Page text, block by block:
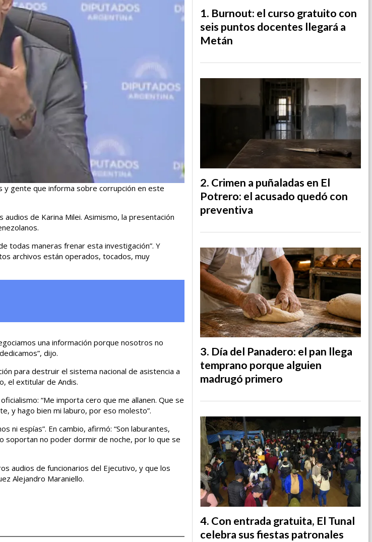
y gente que informa sobre corrupción en este
de Karina Milei. Asimismo, la presentación
todas maneras frenar esta investigación”. Y
archivos están operados, tocados, muy
una información porque nosotros no
dijo.
para destruir el sistema nacional de asistencia a
el extitular de Andis.
“Me importa cero que me allanen. Que se
y hago bien mi laburo, por eso molesto”.
ni espías”. En cambio, afirmó: “Son laburantes,
soportan no poder dormir de noche, por lo que se
audios de funcionarios del Ejecutivo, y que los
Alejandro Maraniello.
Burnout: el curso gratuito con
seis puntos docentes llegará a
Metán
Crimen a puñaladas en El
Potrero: el acusado quedó con
preventiva
Día del Panadero: el pan llega
temprano porque alguien
madrugó primero
Con entrada gratuita, El Tunal
celebra sus fiestas patronales